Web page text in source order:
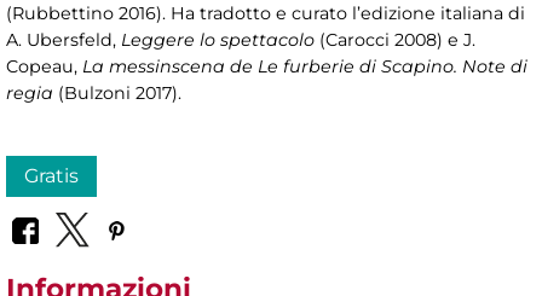
(Rubbettino 2016). Ha tradotto e curato l’edizione italiana di
A. Ubersfeld, Leggere lo spettacolo (Carocci 2008) e J.
Copeau, La messinscena de Le furberie di Scapino. Note di
regia (Bulzoni 2017).
Gratis
Informazioni